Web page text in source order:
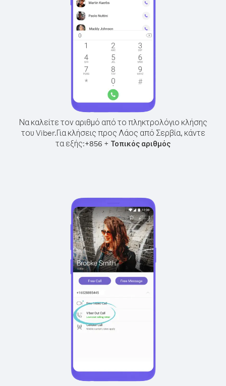
Να καλείτε τον αριθμό από το πληκτρολόγιο κλήσης
του Viber.Για κλήσεις προς Λάος από Σερβία, κάντε
τα εξής:+856 + Τοπικός αριθμός